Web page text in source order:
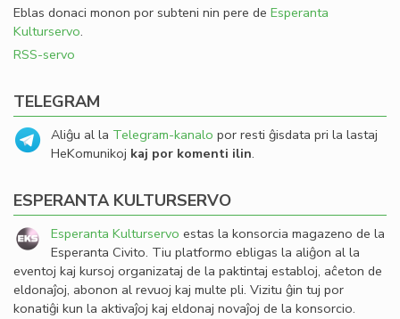
Eblas donaci monon por subteni nin pere de Esperanta
Kulturservo.
RSS-servo
TELEGRAM
Aliĝu al la Telegram-kanalo por resti ĝisdata pri la lastaj
HeKomunikoj kaj por komenti ilin.
ESPERANTA KULTURSERVO
Esperanta Kulturservo estas la konsorcia magazeno de la
Esperanta Civito. Tiu platformo ebligas la aliĝon al la
eventoj kaj kursoj organizataj de la paktintaj establoj, aĉeton de
eldonaĵoj, abonon al revuoj kaj multe pli. Vizitu ĝin tuj por
konatiĝi kun la aktivaĵoj kaj eldonaj novaĵoj de la konsorcio.